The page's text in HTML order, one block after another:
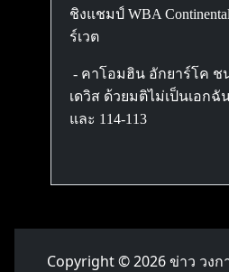
ชิงแชมป์ WBA
ร์เวต
- คาโอมฮิน อักยาร์โค ช
เดวิส ด้วยมติไม่เป็นเอกฉัน
และ 114-113
Copyright © 2026ข่าว วง